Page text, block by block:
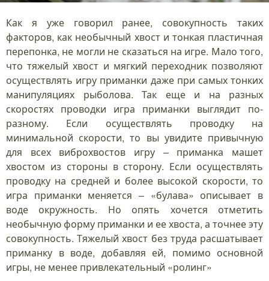
Как я уже говорил ранее, совокупность таких
факторов, как необычный хвост и тонкая пластичная
перепонка, не могли не сказаться на игре. Мало того,
что тяжелый хвост и мягкий переходник позволяют
осуществлять игру приманки даже при самых тонких
манипуляциях рыболова. Так еще и на разных
скоростях проводки игра приманки выглядит по-
разному. Если осуществлять проводку на
минимальной скорости, то вы увидите привычную
для всех виброхвостов игру – приманка машет
хвостом из стороны в сторону. Если осуществлять
проводку на средней и более высокой скорости, то
игра приманки меняется – «булава» описывает в
воде окружность. Но опять хочется отметить
необычную форму приманки и ее хвоста, а точнее эту
совокупность. Тяжелый хвост без труда расшатывает
приманку в воде, добавляя ей, помимо основной
игры, не менее привлекательный «ролинг»